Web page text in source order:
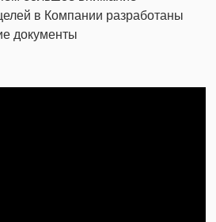
в Компании разработаны
документы